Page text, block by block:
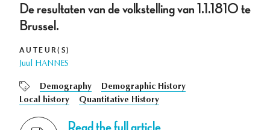
De resultaten van de volkstelling van 1.1.1810 te
Brussel.
AUTEUR(S)
Juul HANNES
Demography
Demographic History
Local history
Quantitative History
Read the full article